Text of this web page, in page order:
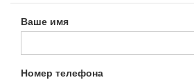
Ваше имя
Номер телефона